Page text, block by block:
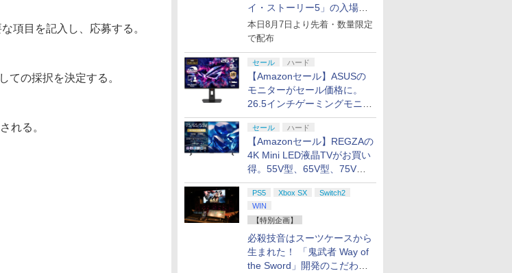
イ・ストーリー5」の入場特
典として配布決定！
本日8月7日より先着・数量限定
で配布
セール ハード
【Amazonセール】ASUSの
モニターがセール価格に。
26.5インチゲーミングモニタ
ー「ROG Strix OLED
XG27ACDMS」限定モデルも
お買い得
セール ハード
【Amazonセール】REGZAの
4K Mini LED液晶TVがお買い
得。55V型、65V型、75V型
の2026年モデルがラインナ
ップ
PS5 Xbox SX
Switch2
WIN
【特別企画】
必殺技音はスーツケースから
生まれた！ 「鬼武者 Way of
the Sword」開発のこだわり
項目を記入し、応募する。
の採択を決定する。
れる。